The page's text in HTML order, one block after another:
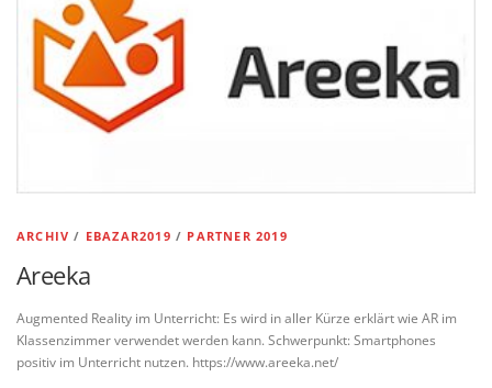
ARCHIV / EBAZAR2019 / PARTNER 2019
Areeka
Augmented Reality im Unterricht: Es wird in aller Kürze erklärt wie AR im
Klassenzimmer verwendet werden kann. Schwerpunkt: Smartphones
positiv im Unterricht nutzen. https://www.areeka.net/